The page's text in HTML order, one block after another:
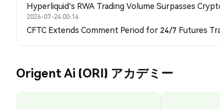
Hyperliquid's RWA Trading Volume Surpasses
2026-07-24 00:14
CFTC Extends Comment Period for 24/7 Futures
Origent Ai (ORI) アカデミー